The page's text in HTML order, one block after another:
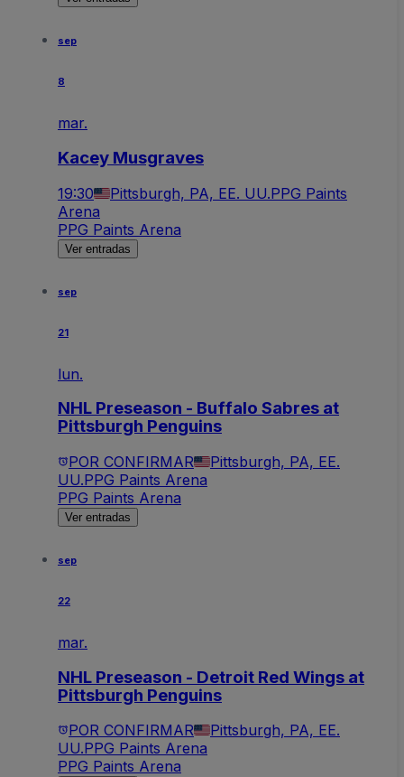
sep
8
mar.
Kacey Musgraves
19:30 Pittsburgh, PA, EE. UU.PPG Paints
Arena
PPG Paints Arena
Ver entradas
sep
21
lun.
NHL Preseason - Buffalo Sabres at
Pittsburgh Penguins
POR CONFIRMAR
Pittsburgh, PA, EE.
UU.PPG Paints Arena
PPG Paints Arena
Ver entradas
sep
22
mar.
NHL Preseason - Detroit Red Wings at
Pittsburgh Penguins
POR CONFIRMAR
Pittsburgh, PA, EE.
UU.PPG Paints Arena
PPG Paints Arena